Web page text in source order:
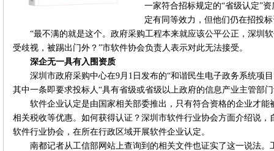
一家符合招标规定的“省级认定”
定有同等效力，但他们仍在招投
“最不满的就是这个。政府采购工程本来就应该公平公正，深圳
受歧视，被踢出门外？”市软件协会负责人表示对此无法接受。
深企无一具有入围资质
深圳市政府采购中心在9月1日发布的“和谐民生电子政务系统项
其中一条即要求投标人“具有省级或省级以上政府的信息产业主管部
软件企业认定是由国家相关部委推出，只有符合资格的企业才
相关税收等优惠。如何获得认证？深圳市软件行业协会方面介绍说，
软件行业协会，在所在行政区域开展软件企业认定。
南都记者从工信部网站上查询到的相关文件也证实了这一说法。